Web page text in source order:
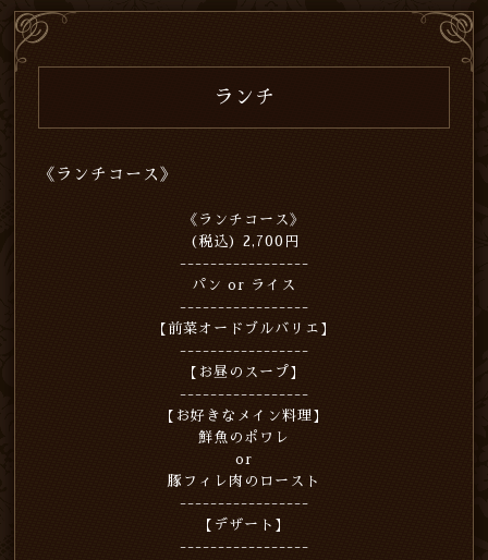
ランチ
《ランチコース》
《ランチコース》
(税込) 2,700円
-----------------
パン or ライス
-----------------
【前菜オードブルバリエ】
-----------------
【お昼のスープ】
-----------------
【お好きなメイン料理】
鮮魚のポワレ
or
豚フィレ肉のロースト
-----------------
【デザート】
-----------------